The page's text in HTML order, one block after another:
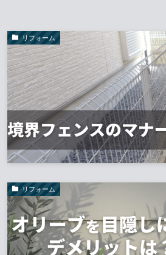
リフォーム
リフォーム